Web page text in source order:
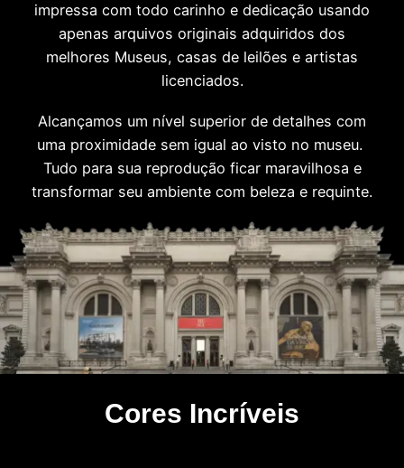
impressa com todo carinho e dedicação usando
apenas arquivos originais adquiridos dos
melhores Museus, casas de leilões e artistas
licenciados.
Alcançamos um nível superior de detalhes com
uma proximidade sem igual ao visto no museu.
Tudo para sua reprodução ficar maravilhosa e
transformar seu ambiente com beleza e requinte.
Cores Incríveis